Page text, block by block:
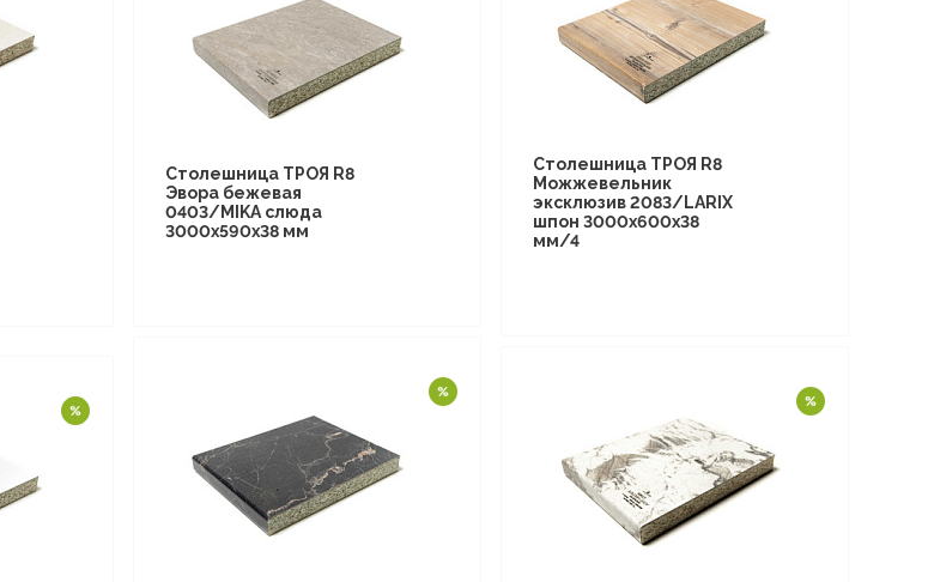
Столешница ТРОЯ R8
Эвора бежевая
0403/MIKA слюда
3000х590х38 мм
Столешница ТРОЯ R8
Можжевельник
эксклюзив 2083/LARIX
шпон 3000х600х38
мм/4